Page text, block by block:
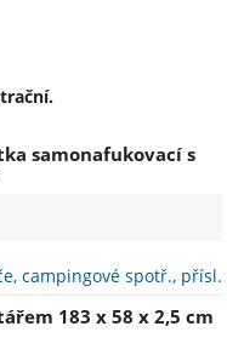
samonafukovací s
campingové spotř., přísl.
183 x 58 x 2,5 cm